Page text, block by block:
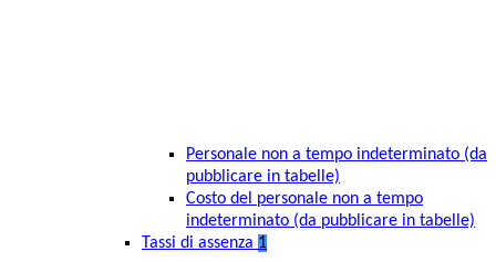
Personale non a tempo indeterminato (da
pubblicare in tabelle)
Costo del personale non a tempo
indeterminato (da pubblicare in tabelle)
Tassi di assenza 1